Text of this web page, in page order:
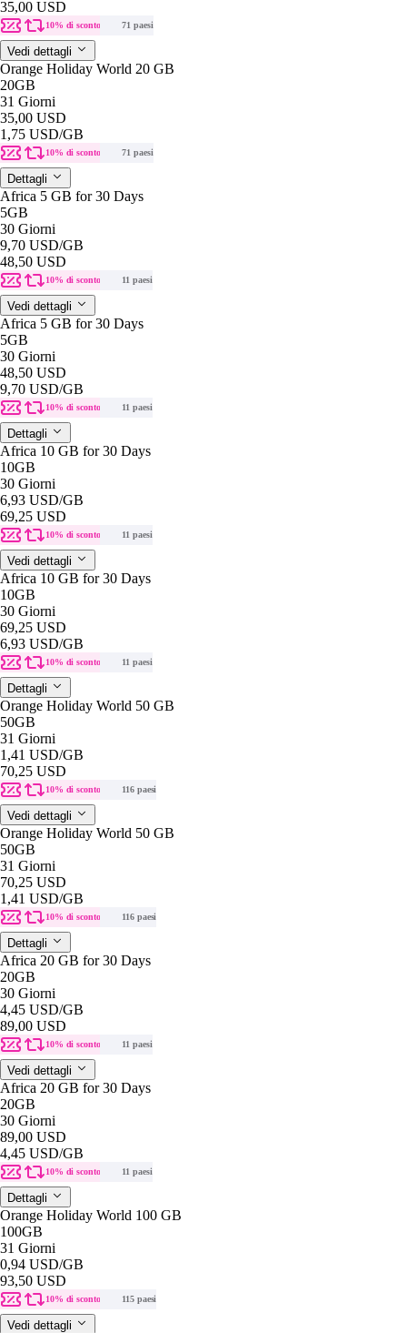
35,00 USD
10% di sconto 71 paesi
Vedi dettagli
Orange Holiday World 20 GB
20GB
31 Giorni
35,00 USD
1,75 USD/GB
10% di sconto 71 paesi
Dettagli
Africa 5 GB for 30 Days
5GB
30 Giorni
9,70 USD/GB
48,50 USD
10% di sconto 11 paesi
Vedi dettagli
Africa 5 GB for 30 Days
5GB
30 Giorni
48,50 USD
9,70 USD/GB
10% di sconto 11 paesi
Dettagli
Africa 10 GB for 30 Days
10GB
30 Giorni
6,93 USD/GB
69,25 USD
10% di sconto 11 paesi
Vedi dettagli
Africa 10 GB for 30 Days
10GB
30 Giorni
69,25 USD
6,93 USD/GB
10% di sconto 11 paesi
Dettagli
Orange Holiday World 50 GB
50GB
31 Giorni
1,41 USD/GB
70,25 USD
10% di sconto 116 paesi
Vedi dettagli
Orange Holiday World 50 GB
50GB
31 Giorni
70,25 USD
1,41 USD/GB
10% di sconto 116 paesi
Dettagli
Africa 20 GB for 30 Days
20GB
30 Giorni
4,45 USD/GB
89,00 USD
10% di sconto 11 paesi
Vedi dettagli
Africa 20 GB for 30 Days
20GB
30 Giorni
89,00 USD
4,45 USD/GB
10% di sconto 11 paesi
Dettagli
Orange Holiday World 100 GB
100GB
31 Giorni
0,94 USD/GB
93,50 USD
10% di sconto 115 paesi
Vedi dettagli